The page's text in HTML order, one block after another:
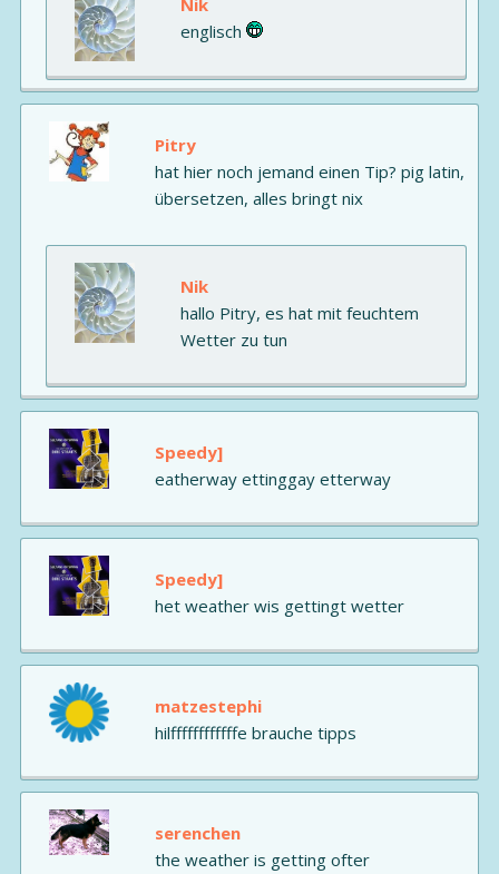
Nik
englisch
Pitry
hat hier noch jemand einen Tip? pig latin,
übersetzen, alles bringt nix
Nik
hallo Pitry, es hat mit feuchtem
Wetter zu tun
Speedy]
eatherway ettinggay etterway
Speedy]
het weather wis gettingt wetter
matzestephi
hilffffffffffffe brauche tipps
serenchen
the weather is getting ofter